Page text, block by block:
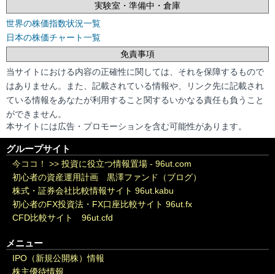
実験室・準備中・倉庫
世界の株価指数状況一覧
日本の株価チャート一覧
免責事項
当サイトにおける内容の正確性に関しては、それを保障するもので
はありません。また、記載されている情報や、リンク先に記載され
ている情報をあなたが利用すること関するいかなる責任も負うこと
ができません。
本サイトには広告・プロモーションを含む可能性があります。
グループサイト
今ココ！ >> 投資に役立つ情報置場 - 96ut.com
初心者の資産運用計画 黒澤ファンド（ブログ）
株式・証券会社比較情報サイト 96ut.kabu
初心者のFX投資法・FX口座比較サイト 96ut.fx
CFD比較サイト 96ut.cfd
メニュー
IPO（新規公開株）情報
株主優待情報